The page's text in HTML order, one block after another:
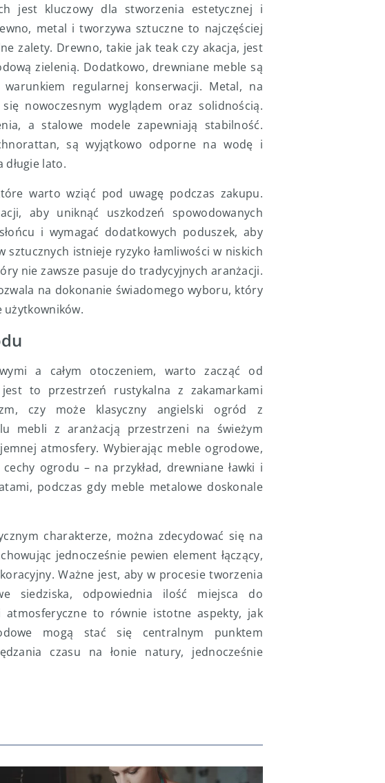
jest kluczowy dla stworzenia estetycznej i
metal i tworzywa sztuczne to najczęściej
zalety. Drewno, takie jak teak czy akacja, jest
zielenią. Dodatkowo, drewniane meble są
regularnej konserwacji. Metal, na
nowoczesnym wyglądem oraz solidnością.
a stalowe modele zapewniają stabilność.
są wyjątkowo odporne na wodę i
lato.
warto wziąć pod uwagę podczas zakupu.
aby uniknąć uszkodzeń spowodowanych
i wymagać dodatkowych poduszek, aby
istnieje ryzyko łamliwości w niskich
nie zawsze pasuje do tradycyjnych aranżacji.
na dokonanie świadomego wyboru, który
użytkowników.
a całym otoczeniem, warto zacząć od
to przestrzeń rustykalna z zakamarkami
czy może klasyczny angielski ogród z
mebli z aranżacją przestrzeni na świeżym
atmosfery. Wybierając meble ogrodowe,
ogrodu – na przykład, drewniane ławki i
podczas gdy meble metalowe doskonale
charakterze, można zdecydować się na
jednocześnie pewien element łączący,
Ważne jest, aby w procesie tworzenia
siedziska, odpowiednia ilość miejsca do
to równie istotne aspekty, jak
mogą stać się centralnym punktem
czasu na łonie natury, jednocześnie